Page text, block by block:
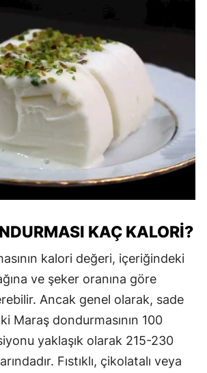
KAÇ KALORİ?
kalori değeri, içeriğindeki
ve şeker oranına göre
Ancak genel olarak, sade
Maraş dondurmasının 100
yaklaşık olarak 215-230
Fıstıklı, çikolatalı veya